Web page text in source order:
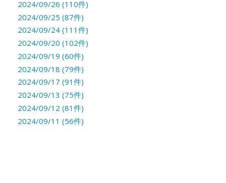
2024/09/26 (110件)
2024/09/25 (87件)
2024/09/24 (111件)
2024/09/20 (102件)
2024/09/19 (60件)
2024/09/18 (79件)
2024/09/17 (91件)
2024/09/13 (75件)
2024/09/12 (81件)
2024/09/11 (56件)